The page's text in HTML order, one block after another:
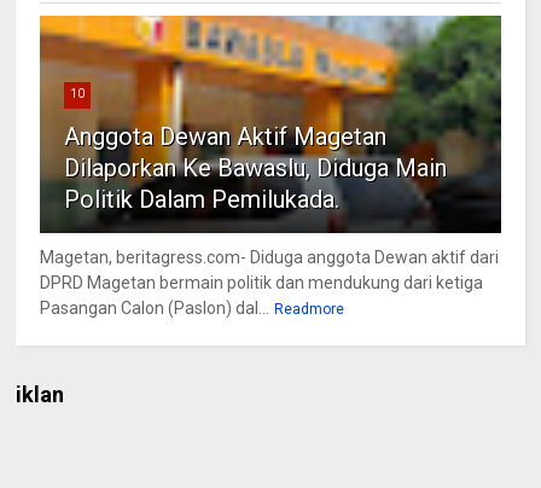
10
Anggota Dewan Aktif Magetan
Dilaporkan Ke Bawaslu, Diduga Main
Politik Dalam Pemilukada.
Magetan, beritagress.com- Diduga anggota Dewan aktif dari
DPRD Magetan bermain politik dan mendukung dari ketiga
Pasangan Calon (Paslon) dal...
Readmore
iklan